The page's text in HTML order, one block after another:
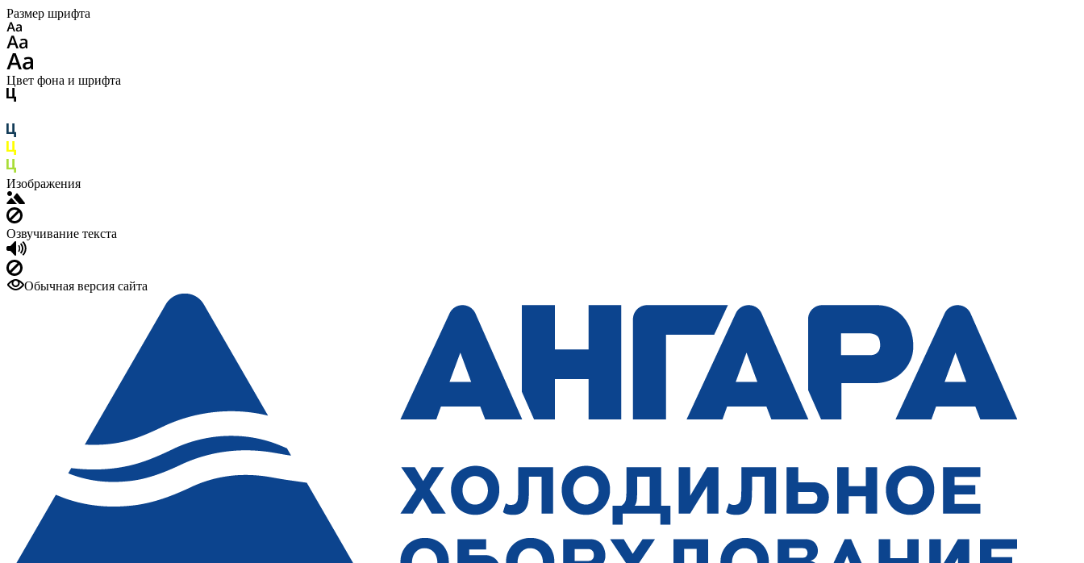
Размер шрифта
Цвет фона и шрифта
Изображения
Озвучивание текста
Обычная версия сайта